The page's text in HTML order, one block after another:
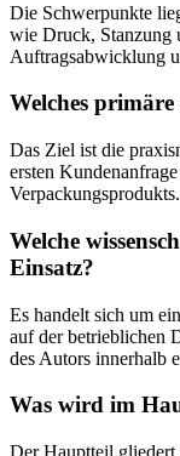
Die Schwerpunkte
wie Druck, Stanzung
Auftragsabwicklung
Welches
Das Ziel ist die
ersten
Verpackungsprodukts.
Welche
Einsatz?
Es handelt sich um
auf der betrieblichen
des Autors innerhalb
Was wird im
Der Hauptteil